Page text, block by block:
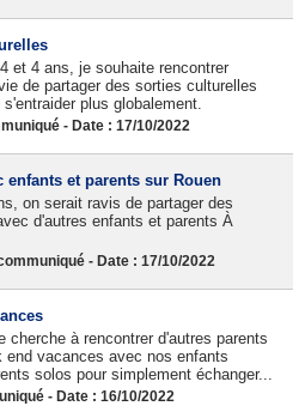
et 4 ans, je souhaite rencontrer
de partager des sorties culturelles
plus globalement.
- Date : 17/10/2022
enfants et parents sur Rouen
on serait ravis de partager des
d'autres enfants et parents À
- Date : 17/10/2022
cherche à rencontrer d'autres parents
end vacances avec nos enfants
solos pour simplement échanger...
- Date : 16/10/2022